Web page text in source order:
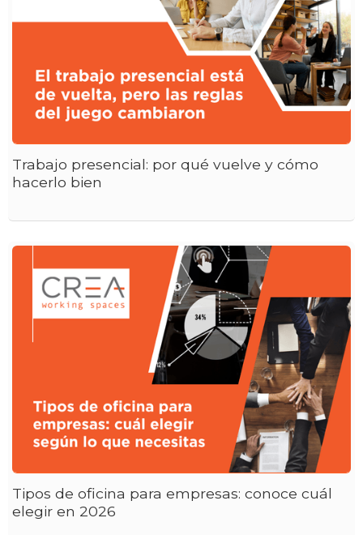
Trabajo presencial: por qué vuelve y cómo
hacerlo bien
Tipos de oficina para empresas: conoce cuál
elegir en 2026